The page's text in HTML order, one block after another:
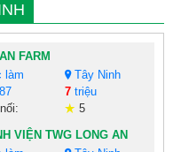
FARM
làm
Tây Ninh
7triệu
5
VIỆN TWG LONG AN